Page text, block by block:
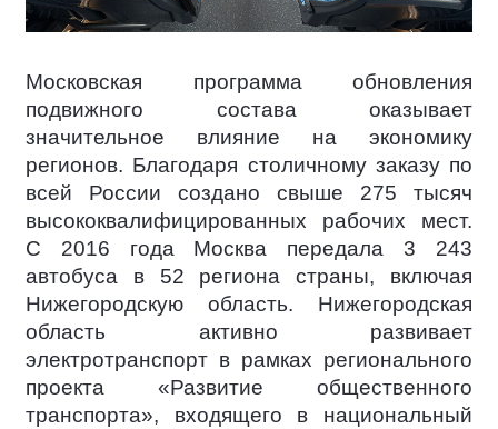
Московская программа обновления
подвижного состава оказывает
значительное влияние на экономику
регионов. Благодаря столичному заказу по
всей России создано свыше 275 тысяч
высококвалифицированных рабочих мест.
С 2016 года Москва передала 3 243
автобуса в 52 региона страны, включая
Нижегородскую область. Нижегородская
область активно развивает
электротранспорт в рамках регионального
проекта «Развитие общественного
транспорта», входящего в национальный